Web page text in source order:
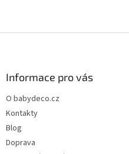
Informace pro vás
O babydeco.cz
Kontakty
Blog
Doprava